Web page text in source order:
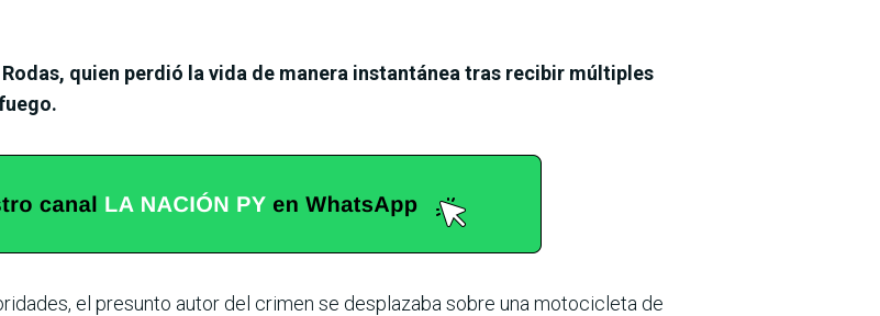
quien perdió la vida de manera instantánea tras recibir múltiples
el presunto autor del crimen se desplazaba sobre una motocicleta de